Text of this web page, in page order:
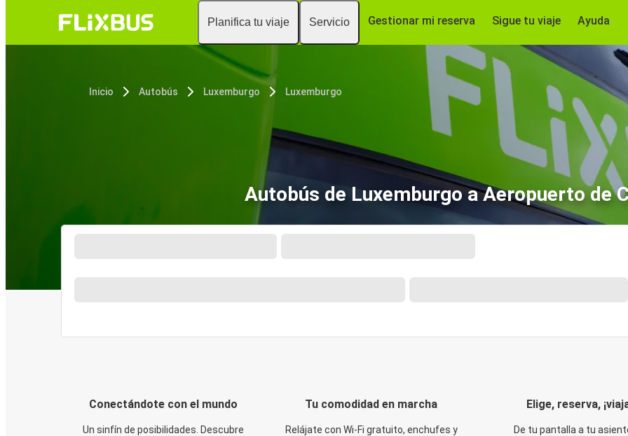
Planifica tu viaje Servicio Gestionar mi reserva Sigue tu viaje Ayuda
Inicio Autobús Luxemburgo Luxemburgo
Autobús de Luxemburgo a Aeropuerto de
Conectándote con el mundo
Un sinfín de posibilidades. Descubre
Tu comodidad en marcha
Relájate con Wi-Fi gratuito, enchufes y
Elige, reserva,
De tu pantalla a tu